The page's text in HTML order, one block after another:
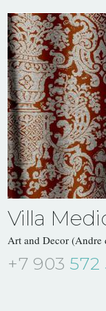
Villa
Art and Decor
+7 903 572